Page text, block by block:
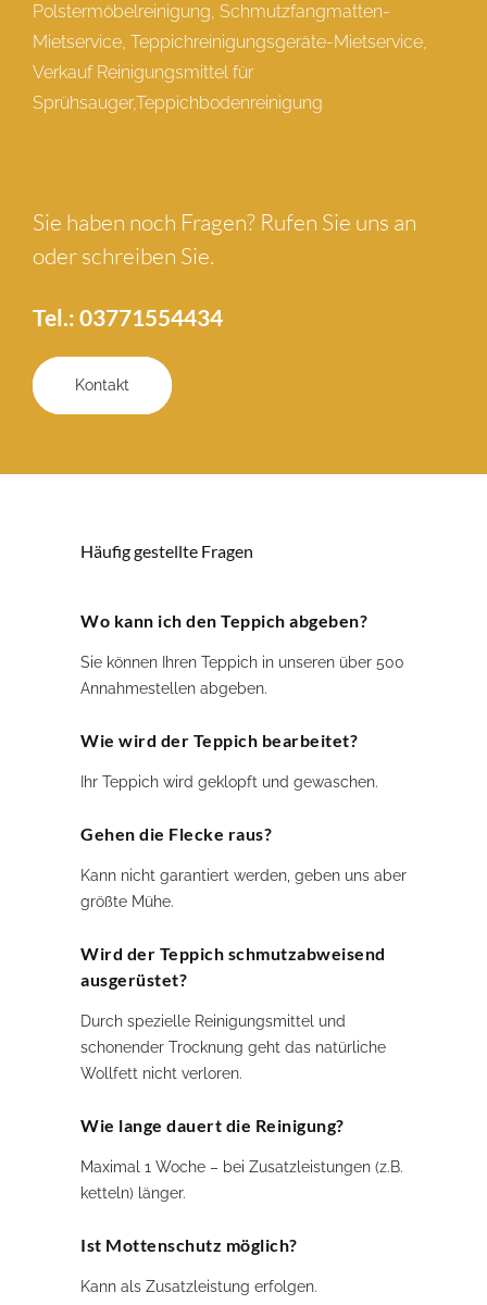
Polstermöbelreinigung, Schmutzfangmatten-
Mietservice, Teppichreinigungsgeräte-Mietservice,
Verkauf Reinigungsmittel für
Sprühsauger,Teppichbodenreinigung
Sie haben noch Fragen? Rufen Sie uns an
oder schreiben Sie.
Tel.: 03771554434
Kontakt
Häufig gestellte Fragen
Wo kann ich den Teppich abgeben?
Sie können Ihren Teppich in unseren über 500
Annahmestellen abgeben.
Wie wird der Teppich bearbeitet?
Ihr Teppich wird geklopft und gewaschen.
Gehen die Flecke raus?
Kann nicht garantiert werden, geben uns aber
größte Mühe.
Wird der Teppich schmutzabweisend
ausgerüstet?
Durch spezielle Reinigungsmittel und
schonender Trocknung geht das natürliche
Wollfett nicht verloren.
Wie lange dauert die Reinigung?
Maximal 1 Woche – bei Zusatzleistungen (z.B.
ketteln) länger.
Ist Mottenschutz möglich?
Kann als Zusatzleistung erfolgen.